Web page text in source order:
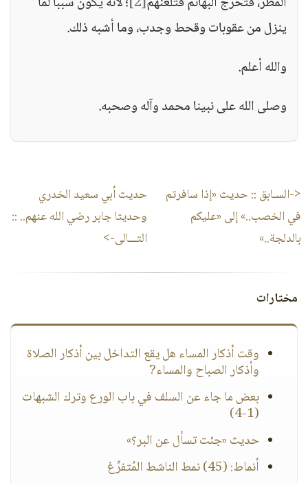
ينزل من عقوبات وقحط وجدب، وما أشبه ذلك.
والله أعلم.
وصلى الله على نبينا محمد وآله وصحبه.
<-السـابق :: حديث «إذا سافرتم
في الخصب..» إلى «عليكم
بالدلجة..»
حديث أبي سعيد الخدري
وحديثا جابر رضي الله عنهم.. ::
التـــالى->
مختارات
وقت أذكار المساء هل يقع التداخل بين أذكار الصلاة
وأذكار الصباح والمساء?
بعض ما جاء عن السلف في باب الورع وترك الشبهات
(1-4)
حديث «جئت تسأل عن البر؟»
أنماط: (45) نمط الناشط المُتفرِّغ